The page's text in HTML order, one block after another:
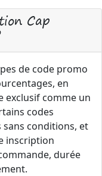
Cap
de code promo
en
exclusif comme un
codes
sans conditions, et
inscription
durée